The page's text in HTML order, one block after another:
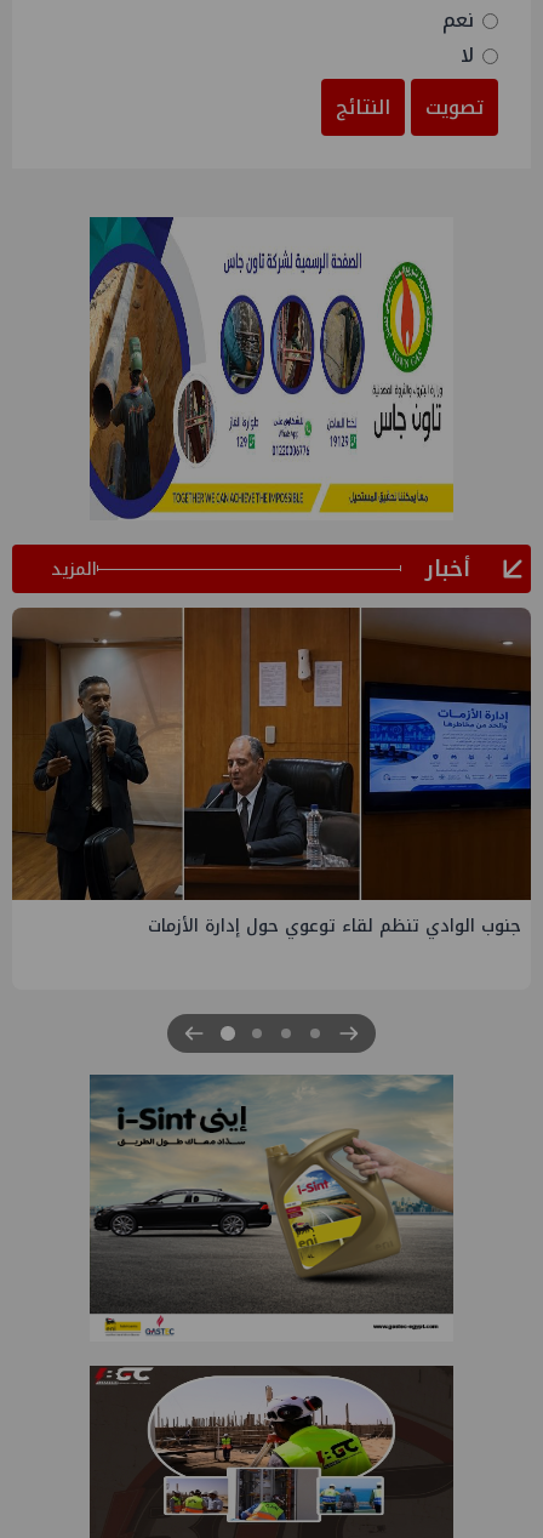
نعم
لا
تصويت
النتائج
أخبار المزيد
التخطيط والبترول يبحثان جهود تحقيق أمن الطاقة ضمن خطة